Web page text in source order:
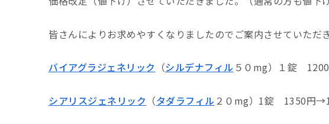
皆さんによりお求めやすくなりましたのでご案内させていただ
バイアグラジェネリック （シルデナフィル ５０mg）１錠
シアリスジェネリック （タダラフィル ２０mg）1錠 1350円